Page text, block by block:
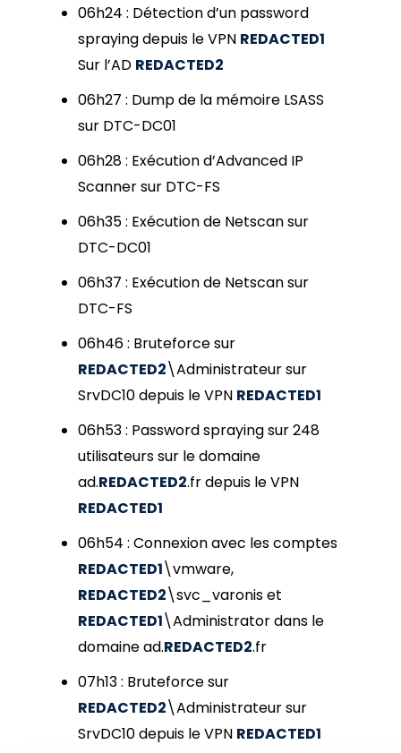
06h24 : Détection d’un password
spraying depuis le VPN REDACTED1
Sur l’AD REDACTED2
06h27 : Dump de la mémoire LSASS
sur DTC-DC01
06h28 : Exécution d’Advanced IP
Scanner sur DTC-FS
06h35 : Exécution de Netscan sur
DTC-DC01
06h37 : Exécution de Netscan sur
DTC-FS
06h46 : Bruteforce sur
REDACTED2\Administrateur sur
SrvDC10 depuis le VPN REDACTED1
06h53 : Password spraying sur 248
utilisateurs sur le domaine
ad.REDACTED2.fr depuis le VPN
REDACTED1
06h54 : Connexion avec les comptes
REDACTED1\vmware,
REDACTED2\svc_varonis et
REDACTED1\Administrator dans le
domaine ad.REDACTED2.fr
07h13 : Bruteforce sur
REDACTED2\Administrateur sur
SrvDC10 depuis le VPN REDACTED1